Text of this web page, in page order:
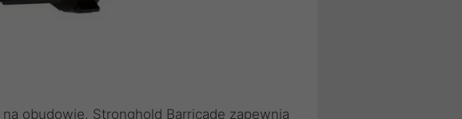
obudowie, Stronghold Barricade zapewnia